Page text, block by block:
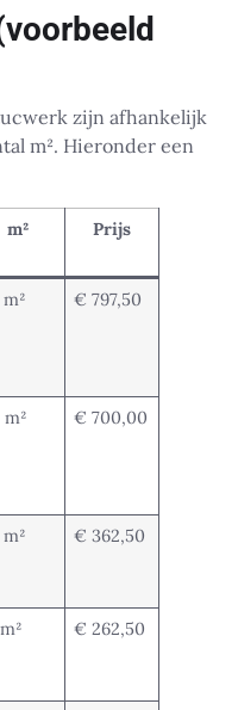
zijn afhankelijk
m². Hieronder een
m² Prijs
€ 797,50
€ 700,00
€ 362,50
€ 262,50